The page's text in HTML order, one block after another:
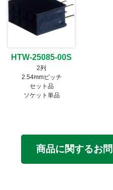
HTW-25085-00S
2列
2.54mmピッチ
セット品
ソケット単品
商品に関するお